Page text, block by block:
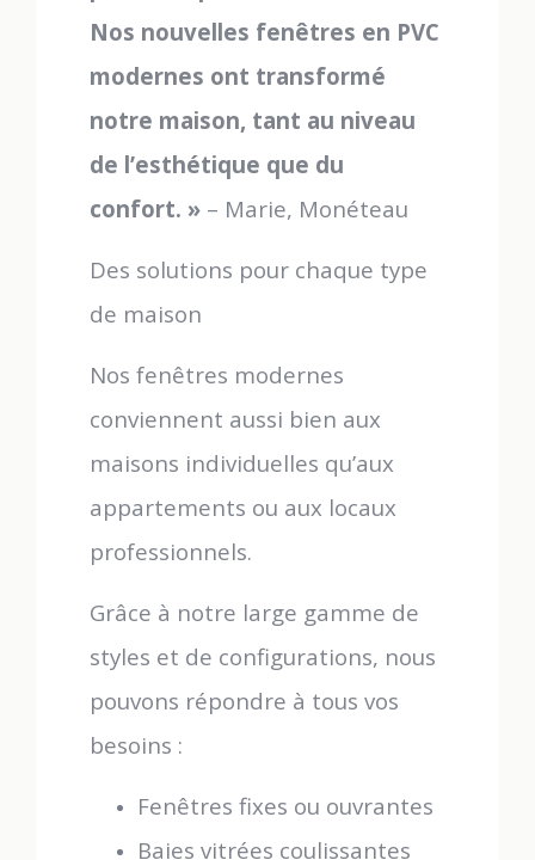
Nos nouvelles fenêtres en PVC
modernes ont transformé
notre maison, tant au niveau
de l’esthétique que du
confort. » – Marie, Monéteau
Des solutions pour chaque type
de maison
Nos fenêtres modernes
conviennent aussi bien aux
maisons individuelles qu’aux
appartements ou aux locaux
professionnels.
Grâce à notre large gamme de
styles et de configurations, nous
pouvons répondre à tous vos
besoins :
Fenêtres fixes ou ouvrantes
Baies vitrées coulissantes